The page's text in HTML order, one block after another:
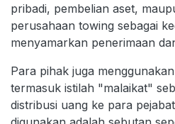
pribadi, pembelian aset,
perusahaan towing sebagai
menyamarkan penerimaan
Para pihak juga
termasuk istilah "malaikat"
distribusi uang ke para